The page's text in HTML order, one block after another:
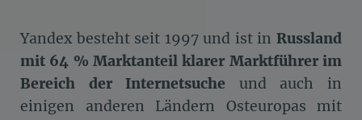
Yandex besteht seit 1997 und ist in Russland
mit 64 % Marktanteil klarer Marktführer im
Bereich der Internetsuche und auch in
einigen anderen Ländern Osteuropas mit